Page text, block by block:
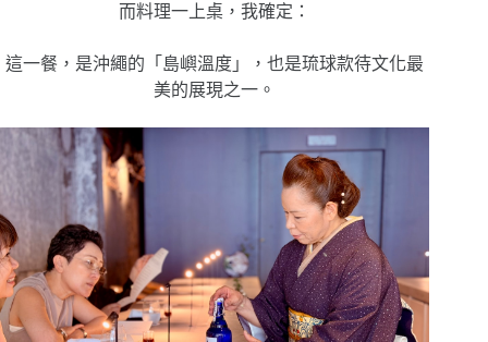
而料理一上桌，我確定：
這一餐，是沖繩的「島嶼溫度」，也是琉球款待文化最
美的展現之一。